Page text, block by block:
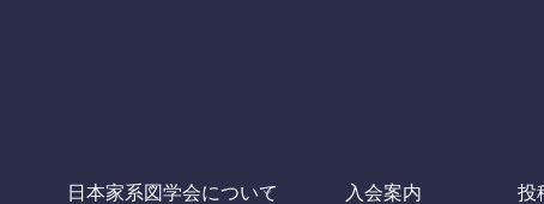
日本家系図学会について 入会案内 投